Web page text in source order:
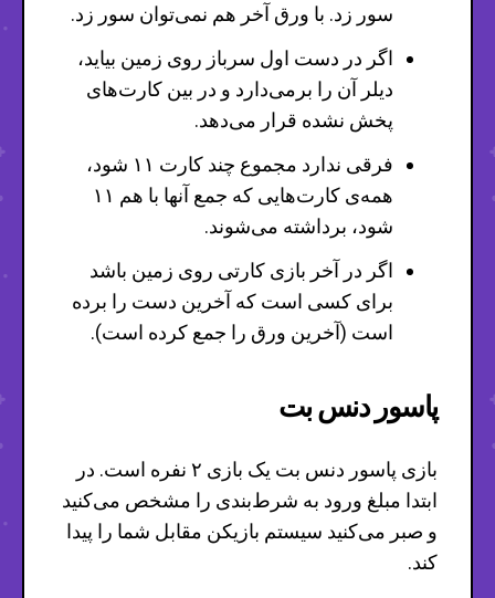
سور زد. با ورق آخر هم نمی‌توان سور زد.
اگر در دست اول سرباز روی زمین بیاید،
دیلر آن را برمی‌دارد و در بین کارت‌های
پخش نشده قرار می‌دهد.
فرقی ندارد مجموع چند کارت ۱۱ شود،
همه‌ی کارت‌هایی که جمع آنها با هم ۱۱
شود، برداشته می‌شوند.
اگر در آخر بازی کارتی روی زمین باشد
برای کسی است که آخرین دست را برده
است (آخرین ورق را جمع کرده است).
پاسور دنس بت
بازی پاسور دنس بت یک بازی ۲ نفره است. در
ابتدا مبلغ ورود به شرط‌بندی را مشخص می‌کنید
و صبر می‌کنید سیستم بازیکن مقابل شما را پیدا
کند.